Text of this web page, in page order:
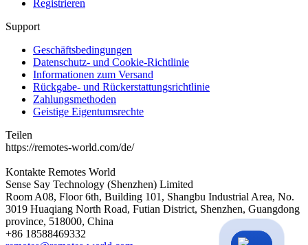
Registrieren
Support
Geschäftsbedingungen
Datenschutz- und Cookie-Richtlinie
Informationen zum Versand
Rückgabe- und Rückerstattungsrichtlinie
Zahlungsmethoden
Geistige Eigentumsrechte
Teilen
https://remotes-world.com/de/
Kontakte Remotes World
Sense Say Technology (Shenzhen) Limited
Room A08, Floor 6th, Building 101, Shangbu Industrial Area, No.
3019 Huaqiang North Road, Futian District, Shenzhen, Guangdong
province, 518000, China
+86 18588469332